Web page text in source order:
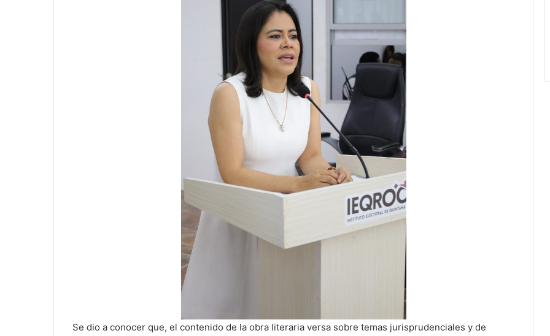
Se dio a conocer que, el contenido de la obra literaria versa sobre temas jurisprudenciales y de